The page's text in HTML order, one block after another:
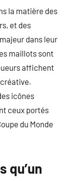
la matière des
et des
dans leur
maillots sont
affichent
icônes
ceux portés
du Monde
qu’un